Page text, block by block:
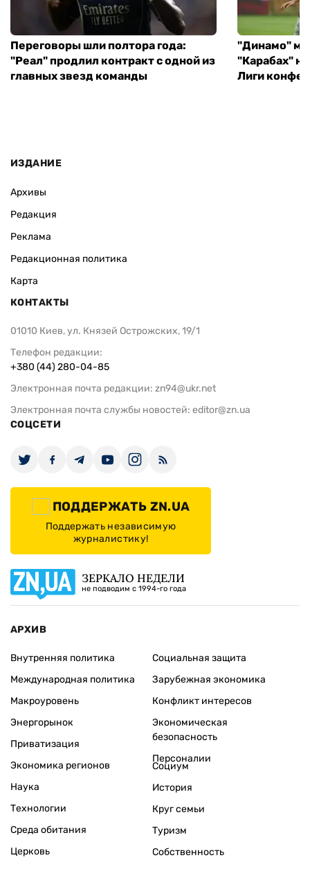
Переговоры шли полтора года:
"Реал" продлил контракт с одной из
главных звезд команды
"Динамо"
"Карабах"
Лиги
ИЗДАНИЕ
Архивы
Редакция
Реклама
Редакционная политика
Карта
КОНТАКТЫ
01010 Киев, ул. Князей Острожских, 19/1
Телефон редакции:
+380 (44) 280-04-85
Электронная почта редакции: zn94@ukr.net
Электронная почта службы новостей: editor@zn.ua
СОЦСЕТИ
ПОДДЕРЖАТЬ ZN.UA
Поддержать независимую
журналистику!
ЗЕРКАЛО НЕДЕЛИ
не подводим с 1994-го года
АРХИВ
Внутренняя политика
Международная политика
Макроуровень
Энергорынок
Приватизация
Экономика регионов
Социальная защита
Зарубежная экономика
Конфликт интересов
Экономическая
безопасность
Персоналии
Наука
Технологии
Среда обитания
Церковь
Социум
История
Круг семьи
Туризм
Собственность